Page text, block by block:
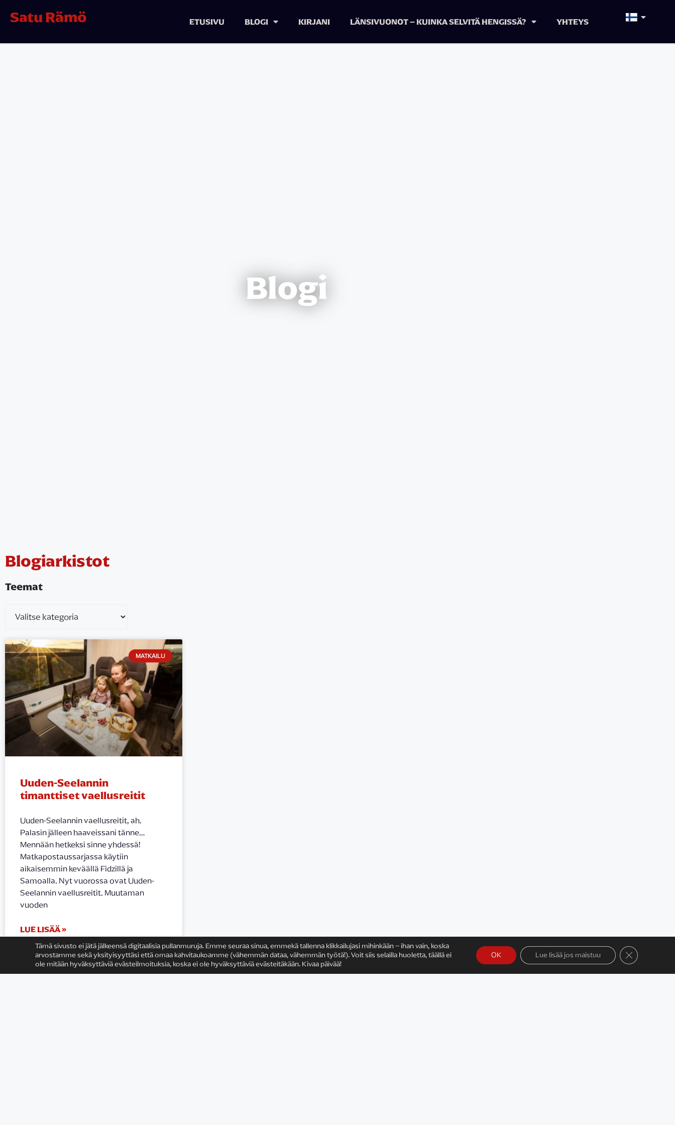
Satu Rämö ETUSIVU BLOGI KIRJANI LÄNSIVUONOT – KUINKA SELVITÄ HENGISSÄ? YHTEYS
Blogi
Blogiarkistot
Teemat
MATKAILU
Uuden-Seelannin
timanttiset vaellusreitit
Uuden-Seelannin vaellusreitit, ah.
Palasin jälleen haaveissani tänne…
Mennään hetkeksi sinne yhdessä!
Matkapostaussarjassa käytiin
aikaisemmin keväällä Fidzillä ja
Samoalla. Nyt vuorossa ovat Uuden-
Seelannin vaellusreitit. Muutaman
vuoden
LUE LISÄÄ »
25.4.2017
Tämä sivusto ei jätä jälkeensä digitaalisia pullanmuruja. Emme seuraa sinua, emmekä tallenna klikkailujasi mihinkään – ihan vain, koska
arvostamme sekä yksityisyyttäsi että omaa kahvitaukoamme (vähemmän dataa, vähemmän työtä!). Voit siis selailla huoletta, täällä ei
ole mitään hyväksyttäviä evästeilmoituksia, koska ei ole hyväksyttäviä evästeitäkään. Kivaa päivää!
OK Lue lisää jos maistuu Sulje